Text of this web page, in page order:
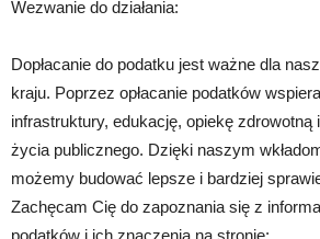
Wezwanie do działania:
Dopłacanie do podatku jest ważne dla
kraju. Poprzez opłacanie podatków
infrastruktury, edukację, opiekę zdrowotną
życia publicznego. Dzięki naszym
możemy budować lepsze i bardziej
Zachęcam Cię do zapoznania się z
podatków i ich znaczenia na stronie: